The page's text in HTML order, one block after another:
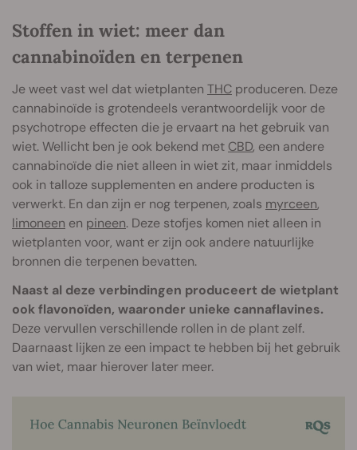
Stoffen in wiet: meer dan
cannabinoïden en terpenen
Je weet vast wel dat wietplanten THC produceren. Deze
cannabinoïde is grotendeels verantwoordelijk voor de
psychotrope effecten die je ervaart na het gebruik van
wiet. Wellicht ben je ook bekend met CBD, een andere
cannabinoïde die niet alleen in wiet zit, maar inmiddels
ook in talloze supplementen en andere producten is
verwerkt. En dan zijn er nog terpenen, zoals myrceen,
limoneen en pineen. Deze stofjes komen niet alleen in
wietplanten voor, want er zijn ook andere natuurlijke
bronnen die terpenen bevatten.
Naast al deze verbindingen produceert de wietplant
ook flavonoïden, waaronder unieke cannaflavines.
Deze vervullen verschillende rollen in de plant zelf.
Daarnaast lijken ze een impact te hebben bij het gebruik
van wiet, maar hierover later meer.